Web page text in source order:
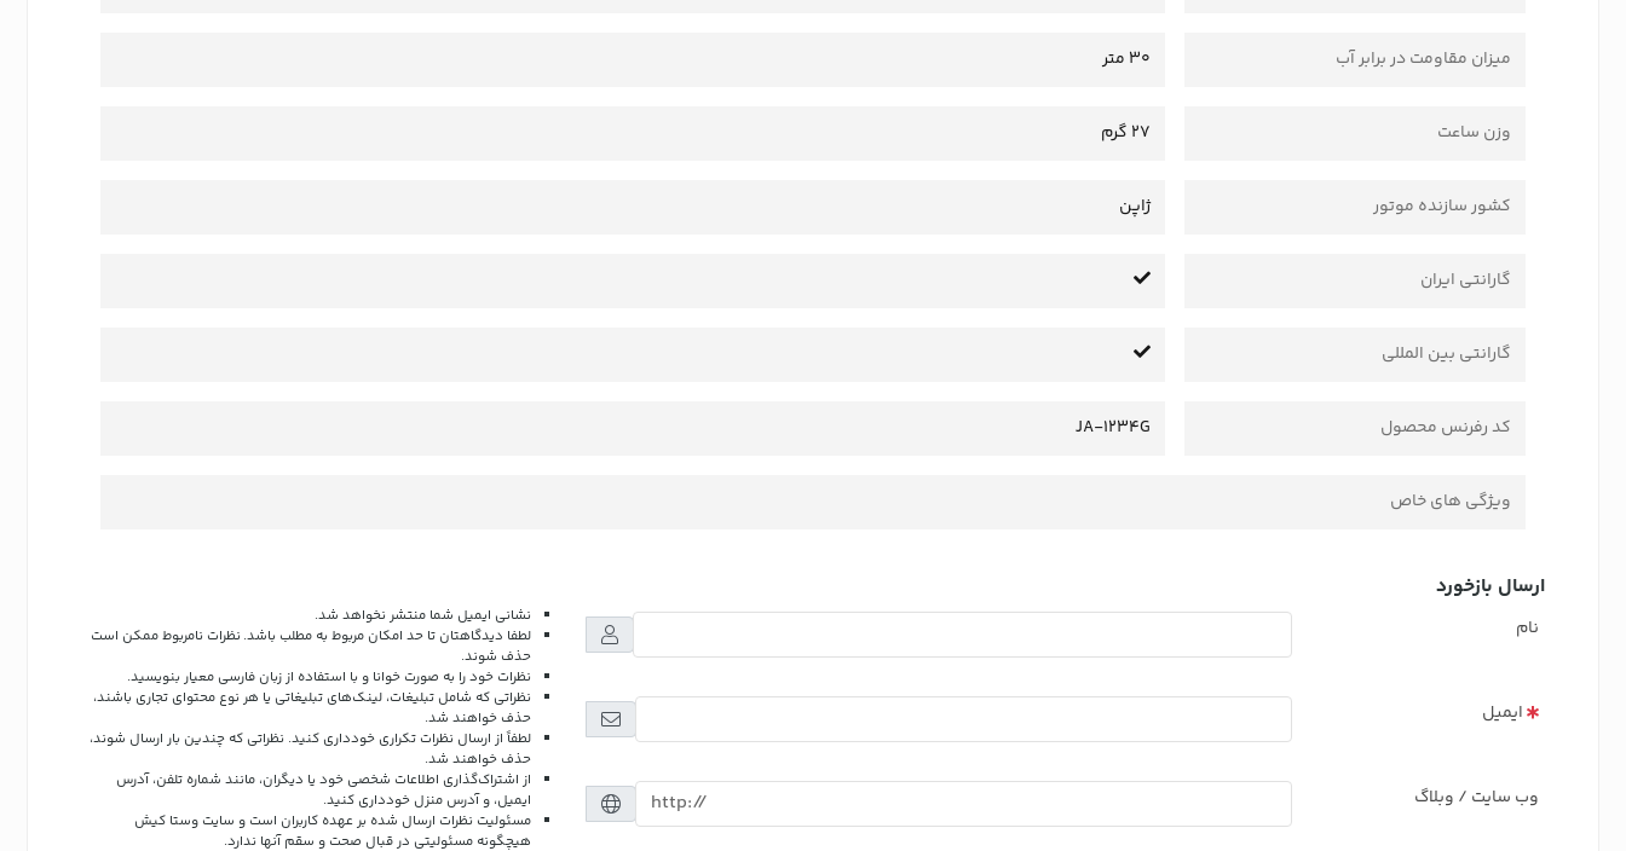
میزان مقاومت در برابر آب 30 متر
وزن ساعت 27 گرم
کشور سازنده موتور ژاپن
گارانتی ایران
گارانتی بین المللی
کد رفرنس محصول JA-1234G
ویژگی های خاص
ارسال بازخورد
نام
ایمیل
وب سایت / وبلاگ
نشانی ایمیل شما منتشر نخواهد شد.
لطفا دیدگاهتان تا حد امکان مربوط به مطلب باشد. نظرات نامربوط ممکن است
حذف شوند.
نظرات خود را به صورت خوانا و با استفاده از زبان فارسی معیار بنویسید.
نظراتی که شامل تبلیغات، لینک‌های تبلیغاتی یا هر نوع محتوای تجاری باشند،
حذف خواهند شد.
لطفاً از ارسال نظرات تکراری خودداری کنید. نظراتی که چندین بار ارسال شوند،
حذف خواهند شد.
از اشتراک‌گذاری اطلاعات شخصی خود یا دیگران، مانند شماره تلفن، آدرس
ایمیل، و آدرس منزل خودداری کنید.
مسئولیت نظرات ارسال شده بر عهده کاربران است و سایت وستا کیش
هیچگونه مسئولیتی در قبال صحت و سقم آنها ندارد.